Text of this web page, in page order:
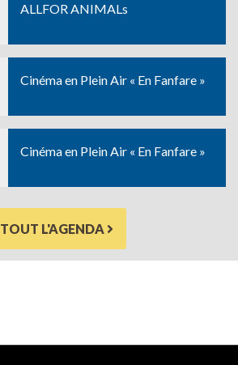
ALLFOR ANIMALs
Cinéma en Plein Air « En Fanfare »
Cinéma en Plein Air « En Fanfare »
TOUT L'AGENDA